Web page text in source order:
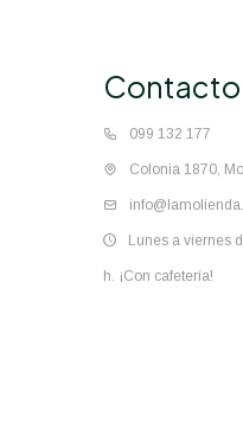
Contacto
099 132 177
Colonia 1870,
Lunes a viernes
h. ¡Con cafetería!